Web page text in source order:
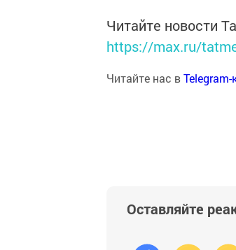
Читайте новости
https://max.ru/
Читайте нас вTelegram-
Оставляйте